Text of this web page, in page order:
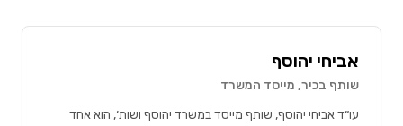
אביחי יהוסף
שותף בכיר, מייסד המשרד
עו״ד אביחי יהוסף, שותף מייסד במשרד יהוסף ושות׳, הוא אחד